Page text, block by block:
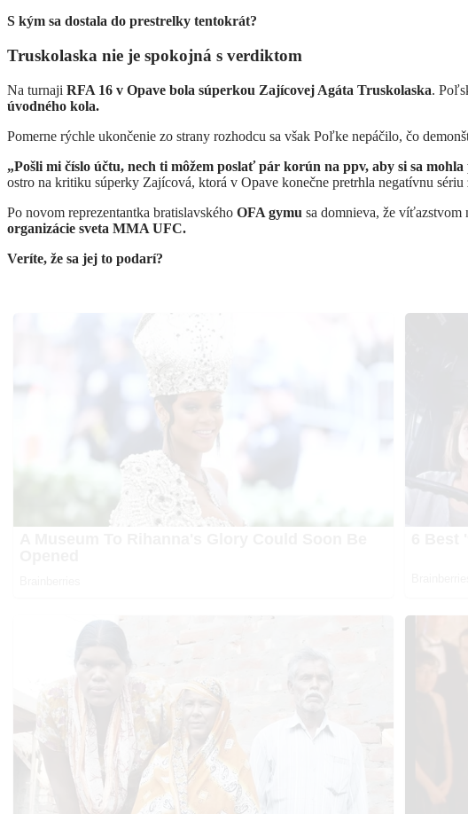
S kým sa dostala do prestrelky tentokrát?
Truskolaska nie je spokojná s verdiktom
Na turnaji RFA 16 v Opave bola súperkou Zajícovej Agáta Truskolaska.
úvodného kola.
Pomerne rýchle ukončenie zo strany rozhodcu sa však Poľke nepáčilo, čo
„Pošli mi číslo účtu, nech ti môžem poslať pár korún na ppv, aby si sa
ostro na kritiku súperky Zajícová, ktorá v Opave konečne pretrhla negatívnu sériu
Po novom reprezentantka bratislavského OFA gymu sa domnieva, že víťazstvom
organizácie sveta MMA UFC.
Veríte, že sa jej to podarí?